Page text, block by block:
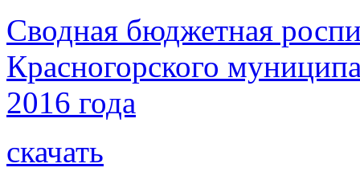
Сводная бюджетная
Красногорского
2016 года
скачать